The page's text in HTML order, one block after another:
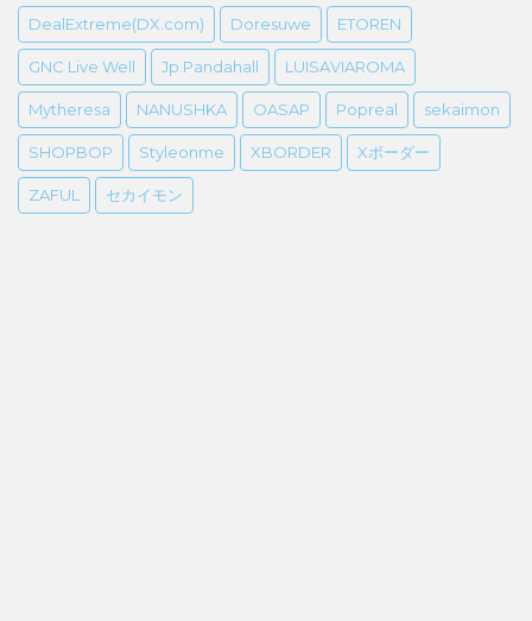
DealExtreme(DX.com) Doresuwe ETOREN
GNC Live Well Jp.Pandahall LUISAVIAROMA
Mytheresa NANUSHKA OASAP Popreal sekaimon
SHOPBOP Styleonme XBORDER Xボーダー
ZAFUL セカイモン